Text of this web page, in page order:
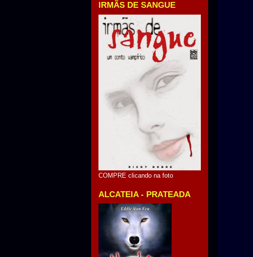
IRMÃS DE SANGUE
COMPRE clicando na foto
ALCATEIA - PRATEADA